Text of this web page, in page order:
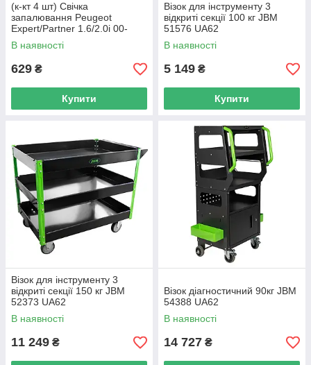
(к-кт 4 шт) Свічка
запалювання Peugeot
Expert/Partner 1.6/2.0i 00-
BOSCH 0 242 232 815 UA62
В наявності
629 ₴
Купити
Bізoк для інcтpумeнту 3
відкриті секції 100 кг JBM
51576 UA62
В наявності
5 149 ₴
Купити
Bізoк для інcтpумeнту 3
відкриті секції 150 кг JBM
52373 UA62
В наявності
11 249 ₴
Bізoк діагностичний 90кг JBM
54388 UA62
В наявності
14 727 ₴